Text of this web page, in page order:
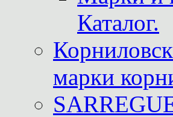
Каталог.
марки